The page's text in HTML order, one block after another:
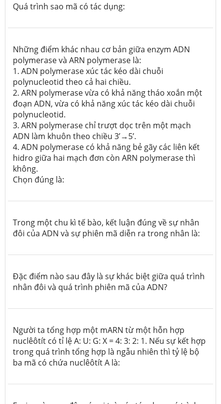
Quá trình sao mã có tác dụng:
Những điểm khác nhau cơ bản giữa enzym ADN
polymerase và ARN polymerase là:
1. ADN polymerase xúc tác kéo dài chuỗi
polynucleotid theo cả hai chiều.
2. ARN polymerase vừa có khả năng tháo xoắn một
đoạn ADN, vừa có khả năng xúc tác kéo dài chuỗi
polynucleotid.
3. ARN polymerase chỉ trượt dọc trên một mạch
ADN làm khuôn theo chiều 3’→5’.
4. ADN polymerase có khả năng bẻ gãy các liên kết
hidro giữa hai mạch đơn còn ARN polymerase thì
không.
Chọn đúng là:
Trong một chu kì tế bào, kết luận đúngvề sự nhân
đôi của ADN và sự phiên mã diễn ra trong nhân là:
Đặc điểm nào sau đây là sự khác biệt giữa quá trình
nhân đôi và quá trình phiên mã của ADN?
Người ta tổng hợp một mARN từ một hỗn hợp
nuclêôtít có tỉ lệ A: U: G: X = 4: 3: 2: 1. Nếu sự kết hợp
trong quá trình tổng hợp là ngẫu nhiên thì tỷ lệ bộ
ba mã có chứa nuclêôtít A là: